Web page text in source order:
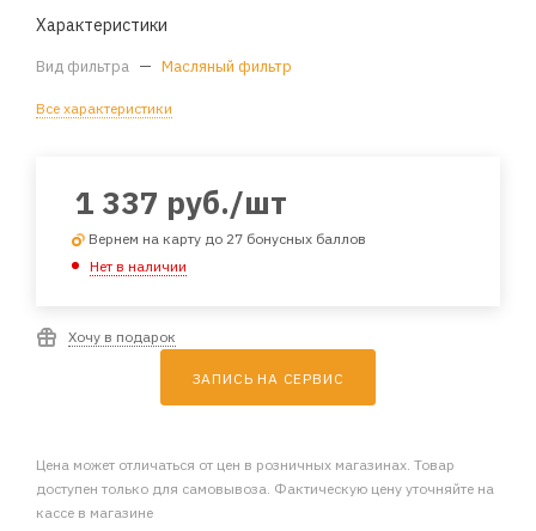
Характеристики
Вид фильтра — Масляный фильтр
Все характеристики
1 337 руб./шт
Вернем на карту до 27 бонусных баллов
Нет в наличии
Хочу в подарок
ЗАПИСЬ НА СЕРВИС
Цена может отличаться от цен в розничных магазинах. Товар
доступен только для самовывоза. Фактическую цену уточняйте на
кассе в магазине